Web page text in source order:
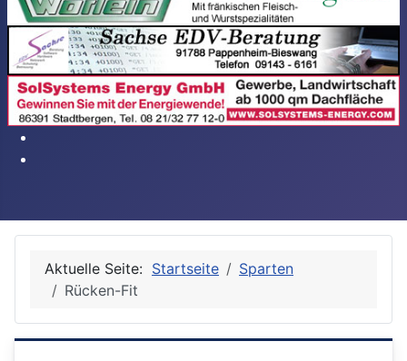
Aktuelle Seite: Startseite
Sparten
Rücken-Fit